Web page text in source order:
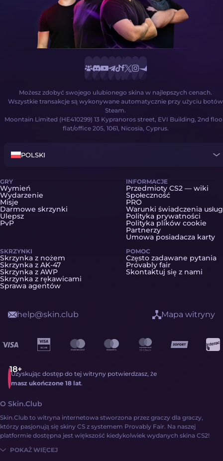
Możesz zdobyć swojego ulubionego skina w najlepszych cenach.
Wszystkie transakcje są wykonywane automatycznie przy użyciu botów
Steam.
Moontain Limited (HE410299) 13 Kypranoros street, EVI Building, 2nd
flat/office 205, 1061, Nicosia, Cyprus.
POLSKI
GRY
Wymień
Wydarzenie
Misje
Darmowe skrzynki
Ulepsz
PvP
SKRZYNKI
Skrzynka z nożem
Skrzynka z AK-47
Skrzynka z AWP
Skrzynka z rękawicami
Sprawa agentów
INFORMACJE
Przedmioty CS2 — wiki
Społeczność
PRO
Warunki świadczenia usług
Polityka prywatności
Polityka plików cookie
Partnerzy
Umowa posiadacza karty
POMOC
Często zadawane pytania
Provably fair
Skontaktuj się z nami
Uzyskując dostęp do tej witryny potwierdzasz, że
masz ukończone 18 lat.
help@skin.club Mapa witryny
O Skin.Club
Skin.Club to witryna internetowa stworzona przez graczy dla graczy,
którzy pasjonują się skiny CS z systemem Provably Fair. Na naszej
platformie dostępna jest większość kiedykolwiek wydanych skina CS2!
Uzyskanie skinów CS2 nigdy nie było prostsze:
POKAŻ WIĘCEJ